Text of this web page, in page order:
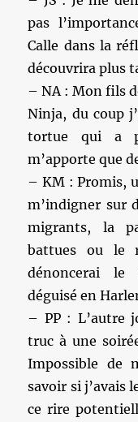
pas
Calle dans la
découvrira plus
– NA : Mon fils
Ninja, du coup
tortue qui a
m’apporte que
– KM : Promis,
m’indigner sur
migrants, la
battues ou le
dénoncerai le
déguisé en
– PP : L’autre
truc à une
Impossible de
savoir si j’avais
ce rire